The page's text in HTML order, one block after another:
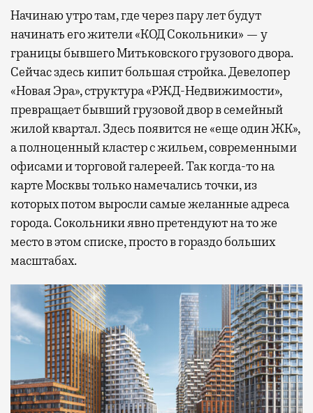
Начинаю утро там, где через пару лет будут
начинать его жители «КОД Сокольники» — у
границы бывшего Митьковского грузового двора.
Сейчас здесь кипит большая стройка. Девелопер
«Новая Эра», структура «РЖД-Недвижимости»,
превращает бывший грузовой двор в семейный
жилой квартал. Здесь появится не «еще один ЖК»,
а полноценный кластер с жильем, современными
офисами и торговой галереей. Так когда-то на
карте Москвы только намечались точки, из
которых потом выросли самые желанные адреса
города. Сокольники явно претендуют на то же
место в этом списке, просто в гораздо больших
масштабах.